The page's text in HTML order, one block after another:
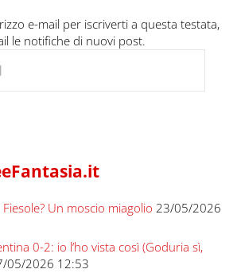
e-mail per iscriverti a questa testata,
le notifiche di nuovi post.
Un moscio miagolio 23/05/2026
0-2: io l’ho vista così (Goduria sì,
05/2026 12:53